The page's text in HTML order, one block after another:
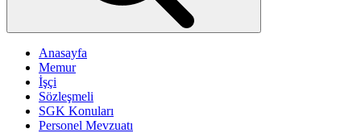
Anasayfa
Memur
İşçi
Sözleşmeli
SGK Konuları
Personel Mevzuatı